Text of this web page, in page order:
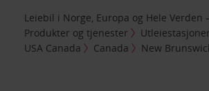
Leiebil i Norge, Europa og Hele Verden
Produkter og tjenester
Utleiestasjoner
USA Canada
Canada New